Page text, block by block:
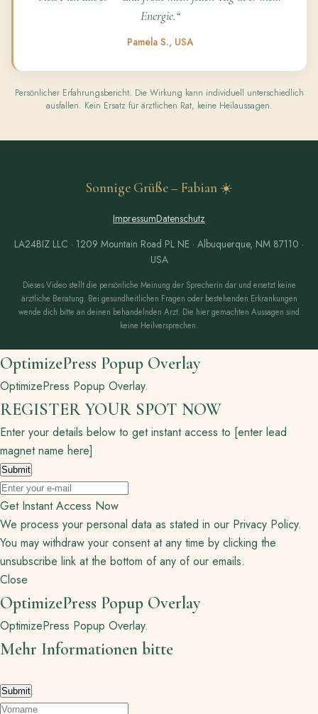
Energie.“
Pamela S., USA
Persönlicher Erfahrungsbericht. Die Wirkung kann individuell unterschiedlich
ausfallen. Kein Ersatz für ärztlichen Rat, keine Heilaussagen.
Sonnige Grüße – Fabian ☀️
ImpressumDatenschutz
LA24BIZ LLC · 1209 Mountain Road PL NE · Albuquerque, NM 87110 ·
USA
Dieses Video stellt die persönliche Meinung der Sprecherin dar und ersetzt keine
ärztliche Beratung. Bei gesundheitlichen Fragen oder bestehenden Erkrankungen
wende dich bitte an deinen behandelnden Arzt. Die hier gemachten Aussagen sind
keine Heilversprechen.
OptimizePress Popup Overlay
OptimizePress Popup Overlay.
REGISTER YOUR SPOT NOW
Enter your details below to get instant access to [enter lead
magnet name here]
Get Instant Access Now
We process your personal data as stated in our Privacy Policy.
You may withdraw your consent at any time by clicking the
unsubscribe link at the bottom of any of our emails.
Close
OptimizePress Popup Overlay
OptimizePress Popup Overlay.
Mehr Informationen bitte